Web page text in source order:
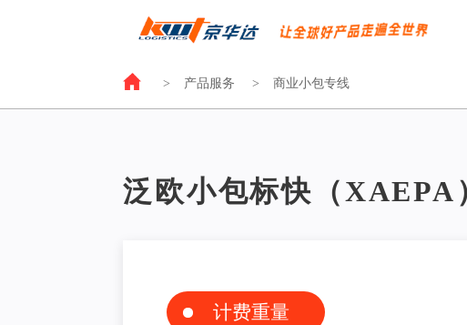
> 产品服务 > 商业小包专线
泛欧小包标快（XAEPA
计费重量